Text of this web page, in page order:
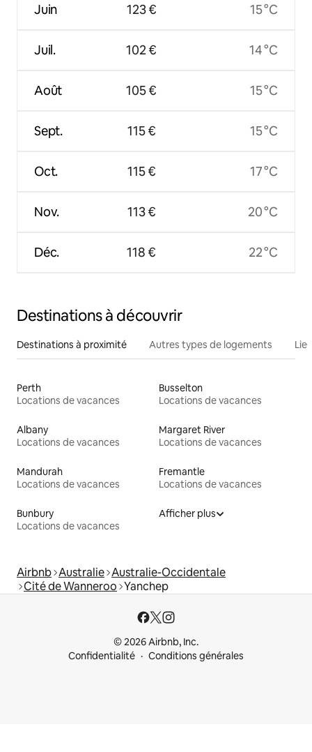
Juin
Juil.
Août
Sept.
Oct.
Nov.
Déc.
123 €
102 €
105 €
115 €
115 €
113 €
118 €
15 °C
14 °C
15 °C
15 °C
17 °C
20 °C
22 °C
Destinations à découvrir
Destinations à proximité Autres types de logements
Perth
Locations de vacances
Busselton
Locations de vacances
Albany
Locations de vacances
Margaret River
Locations de vacances
Mandurah
Locations de vacances
Fremantle
Locations de vacances
Bunbury
Locations de vacances
Afficher plus
Airbnb Australie Australie-Occidentale
Cité de Wanneroo Yanchep
© 2026 Airbnb, Inc.
Confidentialité
Conditions générales